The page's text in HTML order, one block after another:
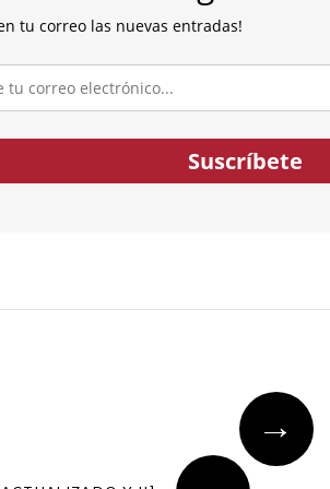
tu correo las nuevas entradas!
Suscríbete
→